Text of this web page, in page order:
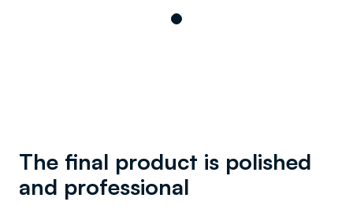
The final product is polished
and professional